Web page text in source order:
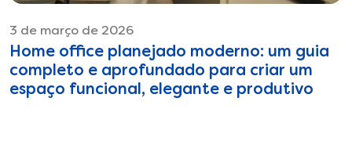
3 de março de 2026
Home office planejado moderno: um guia
completo e aprofundado para criar um
espaço funcional, elegante e produtivo